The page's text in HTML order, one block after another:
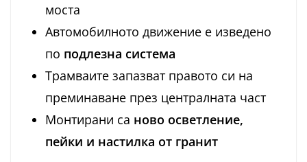
моста
Автомобилното движение е изведено
по подлезна система
Трамваите запазват правото си на
преминаване през централната част
Монтирани са ново осветление,
пейки и настилка от гранит